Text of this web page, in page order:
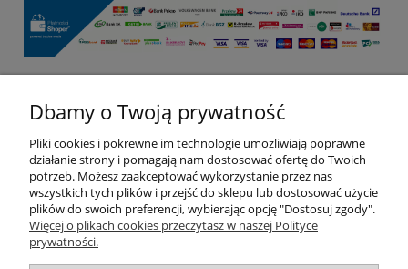
Pomoc
Moje konto
Płatności i dostawa
Dbamy o Twoją prywatność
Pliki cookies i pokrewne im technologie umożliwiają poprawne
działanie strony i pomagają nam dostosować ofertę do Twoich
potrzeb. Możesz zaakceptować wykorzystanie przez nas
wszystkich tych plików i przejść do sklepu lub dostosować użycie
plików do swoich preferencji, wybierając opcję "Dostosuj zgody".
Więcej o plikach cookies przeczytasz w naszej Polityce
prywatności.